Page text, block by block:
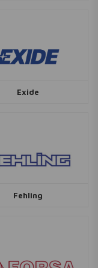
Exide
Fehling